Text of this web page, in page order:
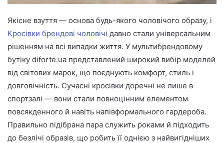
Якісне взуття — основа будь-якого чоловічого образу, і
Кросівки брендові чоловічі давно стали універсальним
рішенням на всі випадки життя. У мультибрендовому
бутіку diforte.ua представлений широкий вибір моделей
від світових марок, що поєднують комфорт, стиль і
довговічність. Сучасні кросівки доречні не лише в
спортзалі — вони стали повноцінним елементом
повсякденного й навіть напівформального гардероба.
Правильно підібрана пара служить роками й підходить
до безлічі образів, що робить її однією з найвигідніших